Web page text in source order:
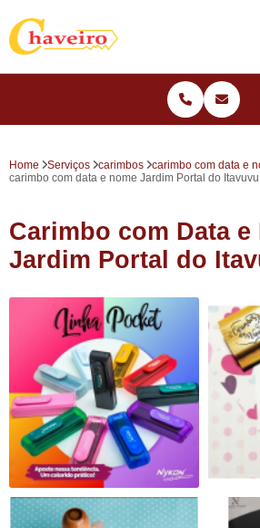
Home Serviços carimbos
carimbo com data e
carimbo com data e nome Jardim Portal do Itavuvu
Carimbo com Data e
Jardim Portal do